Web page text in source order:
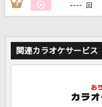
3 ---- 回
関連カラオケサービス